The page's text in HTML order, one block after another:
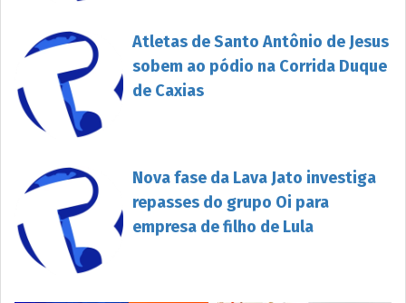
Atletas de Santo Antônio de Jesus
sobem ao pódio na Corrida Duque
de Caxias
Nova fase da Lava Jato investiga
repasses do grupo Oi para
empresa de filho de Lula